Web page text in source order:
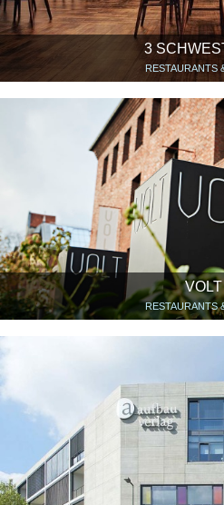
3
RESTAURANTS
VOLT
RESTAURANTS